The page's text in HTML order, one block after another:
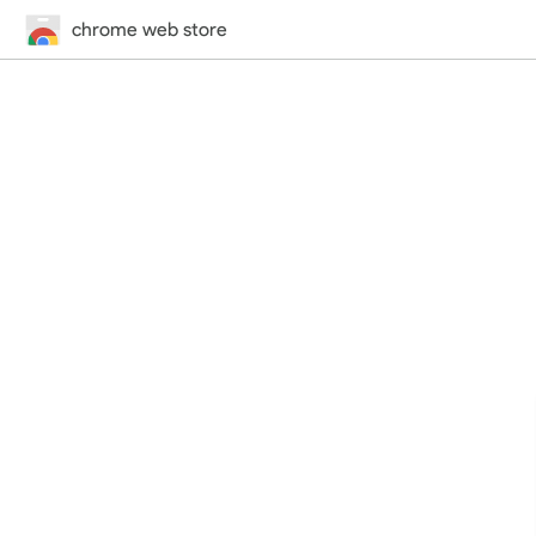
chrome web store